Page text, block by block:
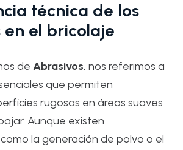
técnica de los
en el bricolaje
de Abrasivos, nos referimos a
que permiten
rugosas en áreas suaves
Aunque existen
la generación de polvo o el